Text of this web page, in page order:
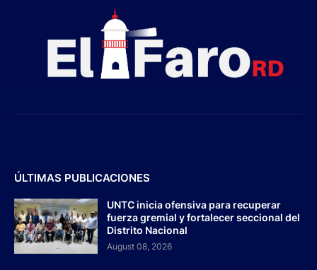
ÚLTIMAS PUBLICACIONES
UNTC inicia ofensiva para recuperar
fuerza gremial y fortalecer seccional del
Distrito Nacional
August 08, 2026